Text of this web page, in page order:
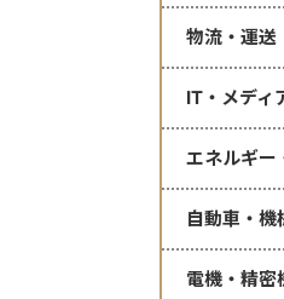
物流・運送
IT・メディ
エネルギー
自動車・機
電機・精密